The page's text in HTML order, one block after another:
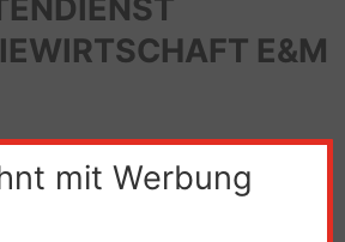
mit Werbung
E&M